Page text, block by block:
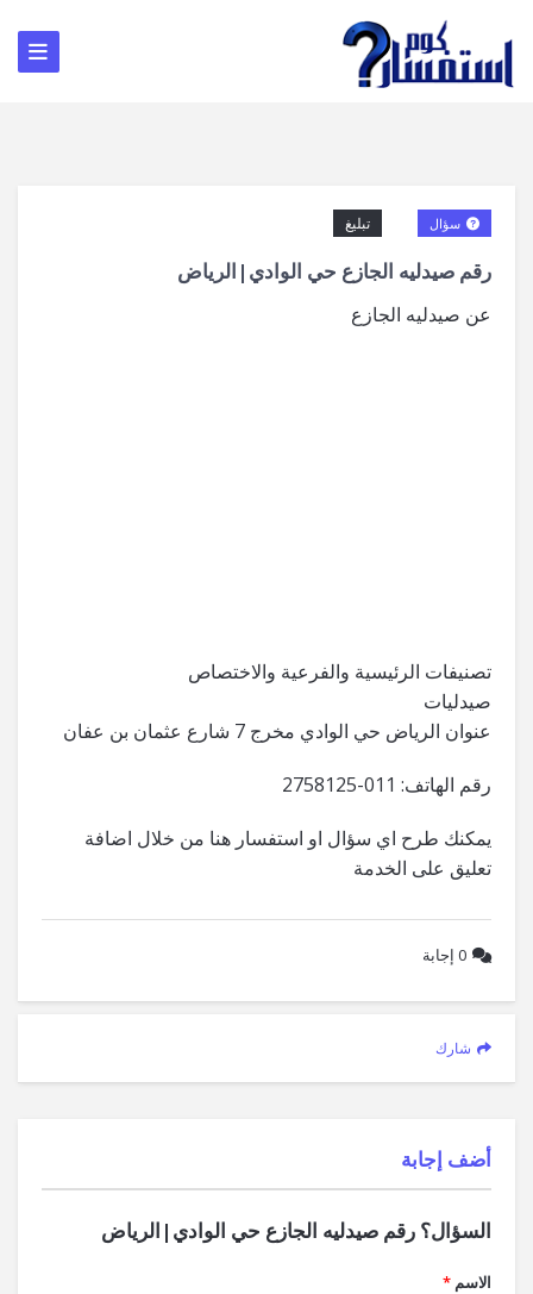
رقم صيدليه الجازع حي الوادي|الرياض
تبليغ سؤال
عن صيدليه الجازع
تصنيفات الرئيسية والفرعية والاختصاص
صيدليات
عنوان الرياض حي الوادي مخرج 7 شارع عثمان بن عفان
رقم الهاتف: 011-2758125
يمكنك طرح اي سؤال او استفسار هنا من خلال اضافة
تعليق على الخدمة
0 إجابة
شارك
‫أضف إجابة
السؤال؟ رقم صيدليه الجازع حي الوادي|الرياض
الاسم *